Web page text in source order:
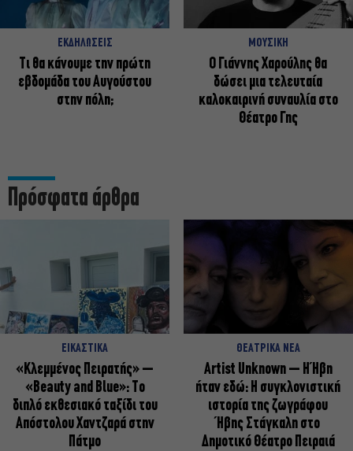
ΕΚΔΗΛΩΣΕΙΣ
Τι θα κάνουμε την πρώτη
εβδομάδα του Αυγούστου
στην πόλη;
ΜΟΥΣΙΚΗ
Ο Γιάννης Χαρούλης θα
δώσει μια τελευταία
καλοκαιρινή συναυλία στο
Θέατρο Γης
Πρόσφατα άρθρα
ΕΙΚΑΣΤΙΚΑ
«Κλεμμένος Πειρατής» –
«Beauty and Blue»: Το
διπλό εκθεσιακό ταξίδι του
Απόστολου Χαντζαρά στην
Πάτμο
ΘΕΑΤΡΙΚΑ ΝΕΑ
Artist Unknown – Η Ήβη
ήταν εδώ: Η συγκλονιστική
ιστορία της ζωγράφου
Ήβης Στάγκαλη στο
Δημοτικό Θέατρο Πειραιά